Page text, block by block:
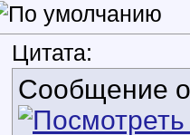
Цитата:
Сообщение